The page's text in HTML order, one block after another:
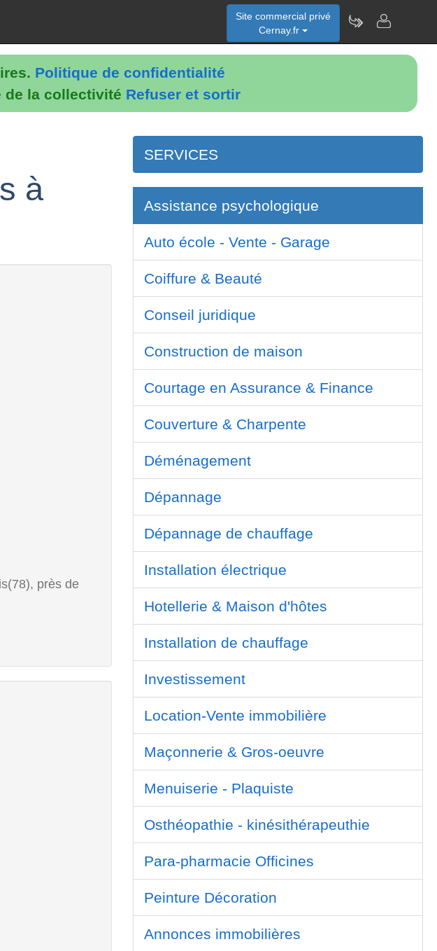
Politique de confidentialité
de la collectivité Refuser et sortir
Site commercial privé
Cernay.fr
à
près de
SERVICES
Assistance psychologique
Auto école - Vente - Garage
Coiffure & Beauté
Conseil juridique
Construction de maison
Courtage en Assurance & Finance
Couverture & Charpente
Déménagement
Dépannage
Dépannage de chauffage
Installation électrique
Hotellerie & Maison d'hôtes
Installation de chauffage
Investissement
Location-Vente immobilière
Maçonnerie & Gros-oeuvre
Menuiserie - Plaquiste
Osthéopathie - kinésithérapeuthie
Para-pharmacie Officines
Peinture Décoration
Annonces immobilières